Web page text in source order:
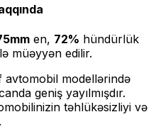
mm en, 72% hündürlük
müəyyən edilir.
modellərində
geniş yayılmışdır.
təhlükəsizliyi və